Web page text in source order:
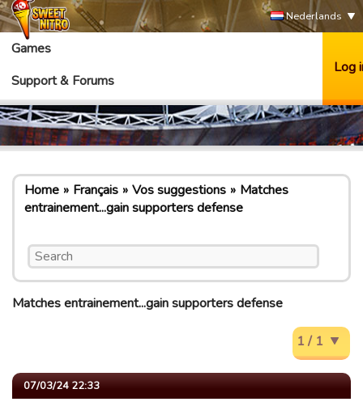
Nederlands
Games
Support & Forums
Log
Home Français Vos suggestions
Matches
entrainement...gain supporters defense
Matches entrainement...gain supporters defense
1 / 1
07/03/24 22:33